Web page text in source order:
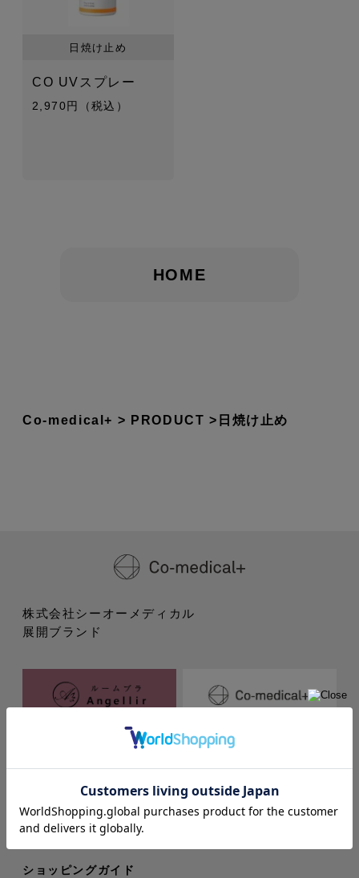
Co-medical+ PRODUCT 日焼け止め
日焼け止め
CO UVスプレー
2,970円（税込）
HOME
株式会社シーオーメディカル
展開ブランド
製品を探す
ショッピングガイド